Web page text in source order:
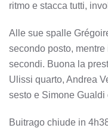
ritmo e stacca tutti,
Alle sue spalle
secondo posto,
secondi. Buona la
Ulissi quarto, Andrea
sesto e Simone Gualdi
Buitrago chiude in